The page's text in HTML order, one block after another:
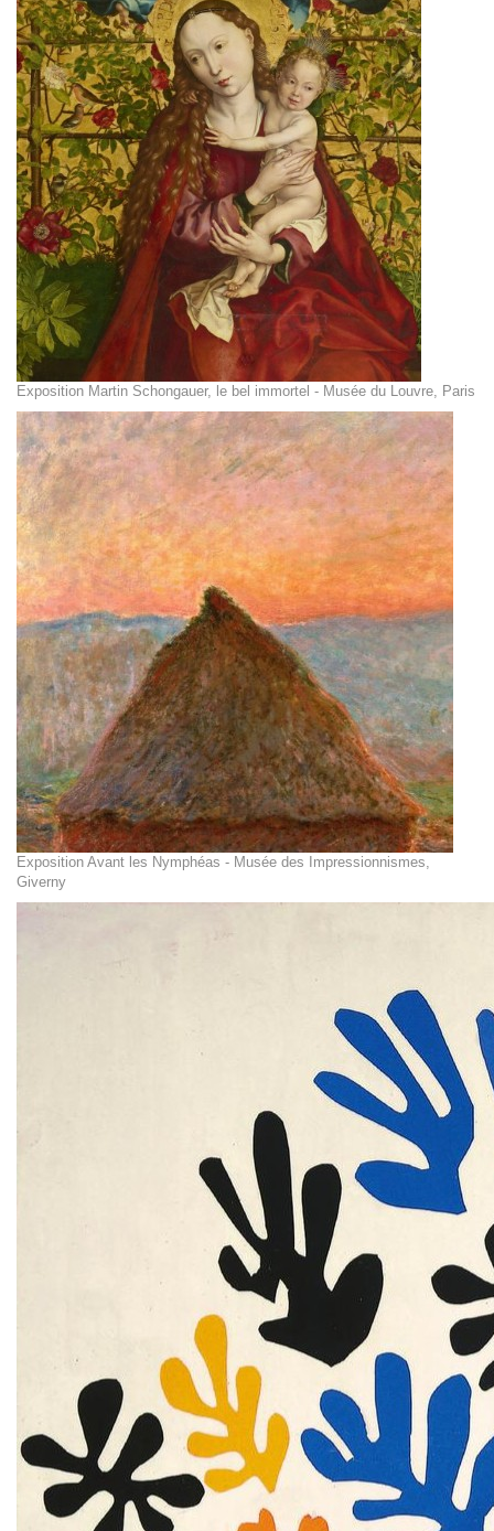
Exposition Martin Schongauer, le bel immortel - Musée du Louvre, Paris
Exposition Avant les Nymphéas - Musée des Impressionnismes,
Giverny